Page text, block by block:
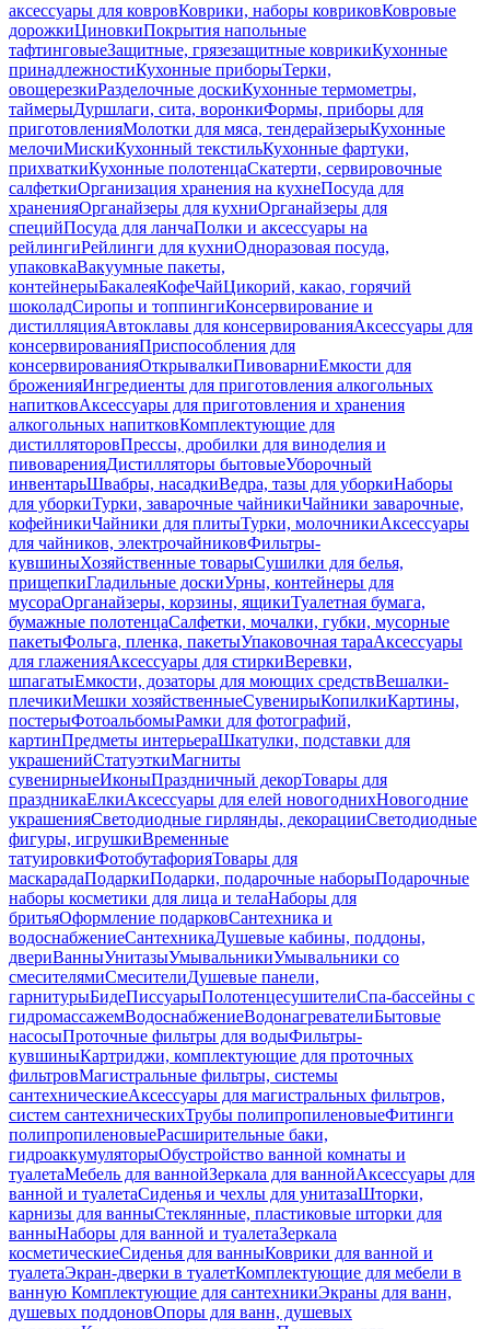
аксессуары для ковровКоврики, наборы ковриковКовровые
дорожкиЦиновкиПокрытия напольные
тафтинговыеЗащитные, грязезащитные коврикиКухонные
принадлежностиКухонные приборыТерки,
овощерезкиРазделочные доскиКухонные термометры,
таймерыДуршлаги, сита, воронкиФормы, приборы для
приготовленияМолотки для мяса, тендерайзерыКухонные
мелочиМискиКухонный текстильКухонные фартуки,
прихваткиКухонные полотенцаСкатерти, сервировочные
салфеткиОрганизация хранения на кухнеПосуда для
храненияОрганайзеры для кухниОрганайзеры для
специйПосуда для ланчаПолки и аксессуары на
рейлингиРейлинги для кухниОдноразовая посуда,
упаковкаВакуумные пакеты,
контейнерыБакалеяКофеЧайЦикорий, какао, горячий
шоколадСиропы и топпингиКонсервирование и
дистилляцияАвтоклавы для консервированияАксессуары для
консервированияПриспособления для
консервированияОткрывалкиПивоварниЕмкости для
броженияИнгредиенты для приготовления алкогольных
напитковАксессуары для приготовления и хранения
алкогольных напитковКомплектующие для
дистилляторовПрессы, дробилки для виноделия и
пивоваренияДистилляторы бытовыеУборочный
инвентарьШвабры, насадкиВедра, тазы для уборкиНаборы
для уборкиТурки, заварочные чайникиЧайники заварочные,
кофейникиЧайники для плитыТурки, молочникиАксессуары
для чайников, электрочайниковФильтры-
кувшиныХозяйственные товарыСушилки для белья,
прищепкиГладильные доскиУрны, контейнеры для
мусораОрганайзеры, корзины, ящикиТуалетная бумага,
бумажные полотенцаСалфетки, мочалки, губки, мусорные
пакетыФольга, пленка, пакетыУпаковочная тараАксессуары
для глаженияАксессуары для стиркиВеревки,
шпагатыЕмкости, дозаторы для моющих средствВешалки-
плечикиМешки хозяйственныеСувенирыКопилкиКартины,
постерыФотоальбомыРамки для фотографий,
картинПредметы интерьераШкатулки, подставки для
украшенийСтатуэткиМагниты
сувенирныеИконыПраздничный декорТовары для
праздникаЕлкиАксессуары для елей новогоднихНовогодние
украшенияСветодиодные гирлянды, декорацииСветодиодные
фигуры, игрушкиВременные
татуировкиФотобутафорияТовары для
маскарадаПодаркиПодарки, подарочные наборыПодарочные
наборы косметики для лица и телаНаборы для
бритьяОформление подарковСантехника и
водоснабжениеСантехникаДушевые кабины, поддоны,
двериВанныУнитазыУмывальникиУмывальники со
смесителямиСмесителиДушевые панели,
гарнитурыБидеПиссуарыПолотенцесушителиСпа-бассейны с
гидромассажемВодоснабжениеВодонагревателиБытовые
насосыПроточные фильтры для водыФильтры-
кувшиныКартриджи, комплектующие для проточных
фильтровМагистральные фильтры, системы
сантехническиеАксессуары для магистральных фильтров,
систем сантехническихТрубы полипропиленовыеФитинги
полипропиленовыеРасширительные баки,
гидроаккумуляторыОбустройство ванной комнаты и
туалетаМебель для ваннойЗеркала для ваннойАксессуары для
ванной и туалетаСиденья и чехлы для унитазаШторки,
карнизы для ванныСтеклянные, пластиковые шторки для
ванныНаборы для ванной и туалетаЗеркала
косметическиеСиденья для ванныКоврики для ванной и
туалетаЭкран-дверки в туалетКомплектующие для мебели в
ванную Комплектующие для сантехникиЭкраны для ванн,
душевых поддоновОпоры для ванн, душевых